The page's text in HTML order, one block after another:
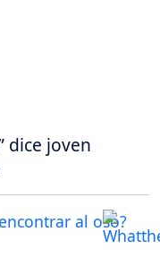
dice joven